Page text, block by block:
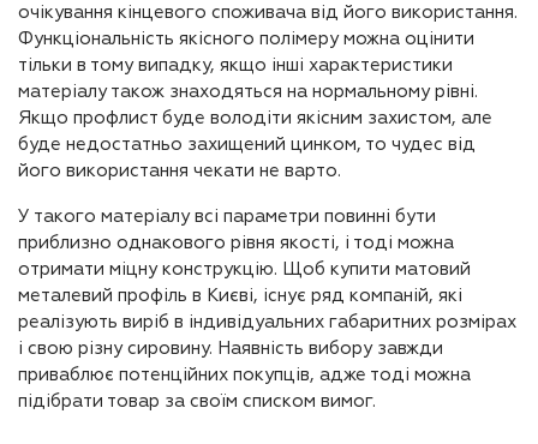
очікування кінцевого споживача від його використання.
Функціональність якісного полімеру можна оцінити
тільки в тому випадку, якщо інші характеристики
матеріалу також знаходяться на нормальному рівні.
Якщо профлист буде володіти якісним захистом, але
буде недостатньо захищений цинком, то чудес від
його використання чекати не варто.
У такого матеріалу всі параметри повинні бути
приблизно однакового рівня якості, і тоді можна
отримати міцну конструкцію. Щоб купити матовий
металевий профіль в Києві, існує ряд компаній, які
реалізують виріб в індивідуальних габаритних розмірах
і свою різну сировину. Наявність вибору завжди
приваблює потенційних покупців, адже тоді можна
підібрати товар за своїм списком вимог.